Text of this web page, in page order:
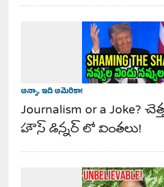
అన్నా, ఇది అమెరికా!
Journalism or a Joke?
హౌస్ డిన్నర్ లో వింతలు!